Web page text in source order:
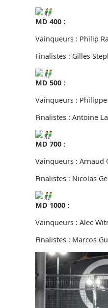
MD 400 :
Vainqueurs : Philip
Finalistes : Gilles
MD 500 :
Vainqueurs :
Finalistes : Antoine
MD 700 :
Vainqueurs : Arnaud
Finalistes : Nicolas
MD 1000 :
Vainqueurs : Alec
Finalistes : Marcos